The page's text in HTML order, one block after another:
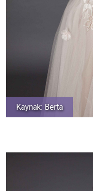
Kaynak: Berta